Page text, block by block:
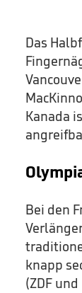
Das
Kanada
Bei den
knapp
(ZDF